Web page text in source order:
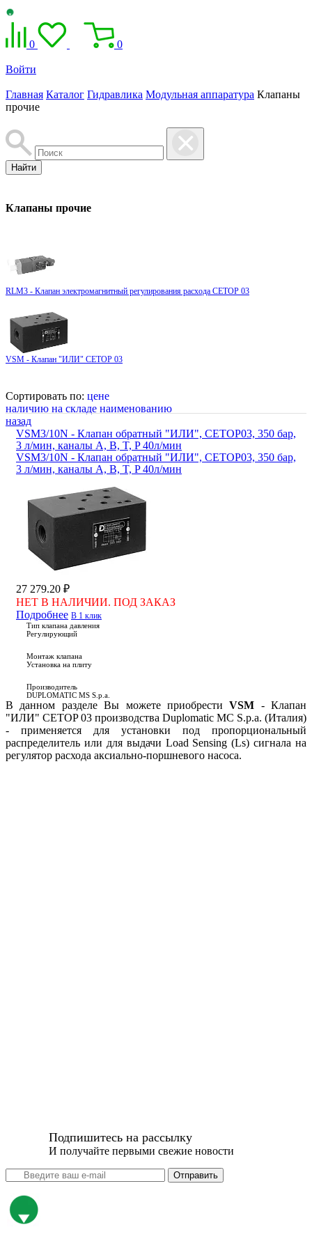
0 0
Войти
Главная Каталог Гидравлика Модульная аппаратура Клапаны
прочие
Найти
Клапаны прочие
RLM3 - Клапан электромагнитный регулирования расхода CETOP 03
VSM - Клапан "ИЛИ" CETOP 03
Сортировать по: цене
наличию на складе наименованию
назад
VSM3/10N - Клапан обратный "ИЛИ", CETOP03, 350 бар,
3 л/мин, каналы A, B, T, P 40л/мин
VSM3/10N - Клапан обратный "ИЛИ", CETOP03, 350 бар,
3 л/мин, каналы A, B, T, P 40л/мин
27 279.20 ₽
НЕТ В НАЛИЧИИ. ПОД ЗАКАЗ
Подробнее В 1 клик
Тип клапана давления
Регулирующий
Монтаж клапана
Установка на плиту
Производитель
DUPLOMATIC MS S.p.a.
В данном разделе Вы можете приобрестиVSM - Клапан
"ИЛИ" CETOP 03 производства Duplomatic MC S.p.a. (Италия)
- применяется для установки под пропорциональный
распределитель или для выдачи Load Sensing (Ls) сигнала на
регулятор расхода аксиально-поршневого насоса.
Подпишитесь на рассылку
И получайте первыми свежие новости
Отправить